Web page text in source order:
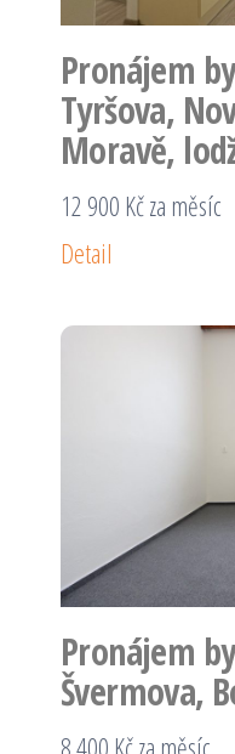
Pronájem
Tyršova,
Moravě,
12 900 Kč za měsíc
Detail
Pronájem
Švermova,